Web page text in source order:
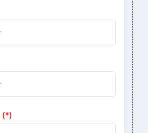
(*)